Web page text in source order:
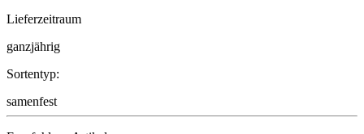
Lieferzeitraum
ganzjährig
Sortentyp:
samenfest